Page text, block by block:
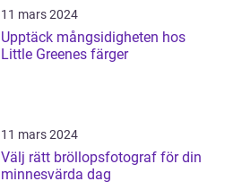
11 mars 2024
Upptäck mångsidigheten hos
Little Greenes färger
11 mars 2024
Välj rätt bröllopsfotograf för din
minnesvärda dag